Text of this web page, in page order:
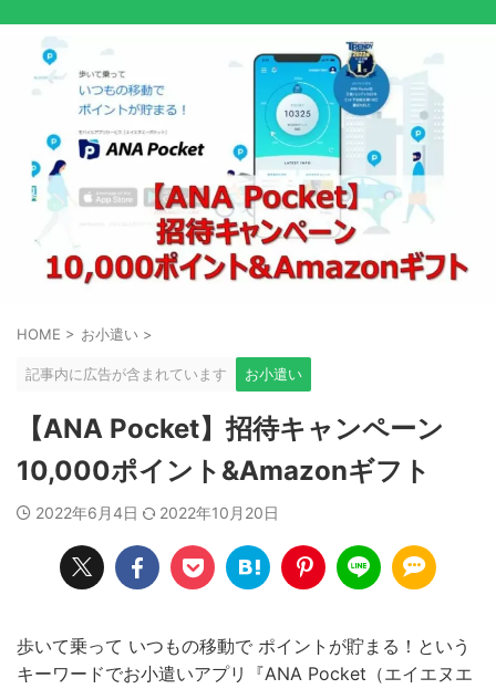
HOME > お小遣い >
記事内に広告が含まれています お小遣い
【ANA Pocket】招待キャンペーン
10,000ポイント&Amazonギフト
2022年6月4日 2022年10月20日
歩いて乗って いつもの移動で ポイントが貯まる！という
キーワードでお小遣いアプリ『ANA Pocket（エイエヌエ